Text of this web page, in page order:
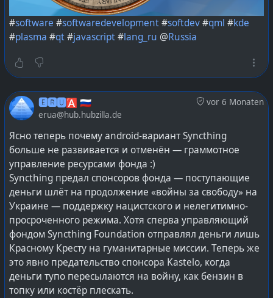
#software #softwaredevelopment#softdev#qml #kde
#plasma #qt#javascript#lang_ru @Russia
vor 6 Monaten
🅴🆁🆄🅰 🇷🇺
erua@hub.hubzilla.de
Ясно теперь почему android-вариант Syncthing
больше не развивается и отменён — граммотное
управление ресурсами фонда :)
Syncthing предал спонсоров фонда — поступающие
деньги шлёт на продолжение «войны за свободу» на
Украине — поддержку нацистского и нелегитимно-
просроченного режима. Хотя сперва управляющий
фондом Syncthing Foundation отправлял деньги лишь
Красному Кресту на гуманитарные миссии. Теперь же
это явно предательство спонсора Kastelo, когда
деньги тупо пересылаются на войну, как бензин в
топку или костёр плескать.